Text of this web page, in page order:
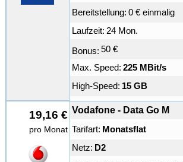
Bereitstellung: 0 € einmalig
Laufzeit: 24 Mon.
Bonus: 50 €
Max. Speed: 225 MBit/s
High-Speed: 15 GB
19,16 €
pro Monat
Vodafone - Data Go M
Tarifart: Monatsflat
Netz: D2